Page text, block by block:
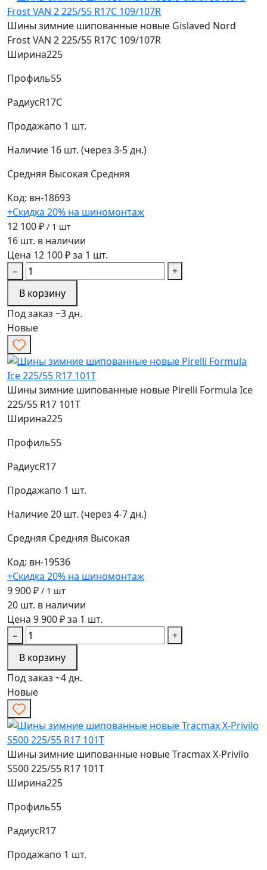
Шины зимние шипованные новые Gislaved Nord
Frost VAN 2 225/55 R17C 109/107R
Ширина225
Профиль55
РадиусR17C
Продажапо 1 шт.
Наличие 16 шт. (через 3-5 дн.)
Средняя Высокая Средняя
Код: вн-18693
+Скидка 20% на шиномонтаж
12 100 ₽ / 1 шт
16 шт. в наличии
Цена 12 100 ₽ за 1 шт.
−
+
В корзину
Под заказ ~3 дн.
Новые
Шины зимние шипованные новые Pirelli Formula Ice
225/55 R17 101T
Ширина225
Профиль55
РадиусR17
Продажапо 1 шт.
Наличие20 шт. (через 4-7 дн.)
Средняя Средняя Высокая
Код: вн-19536
+Скидка 20% на шиномонтаж
9 900 ₽ / 1 шт
20 шт. в наличии
Цена 9 900 ₽ за 1 шт.
−
+
В корзину
Под заказ ~4 дн.
Новые
Шины зимние шипованные новые Tracmax X-Privilo
S500 225/55 R17 101T
Ширина225
Профиль55
РадиусR17
Продажапо 1 шт.